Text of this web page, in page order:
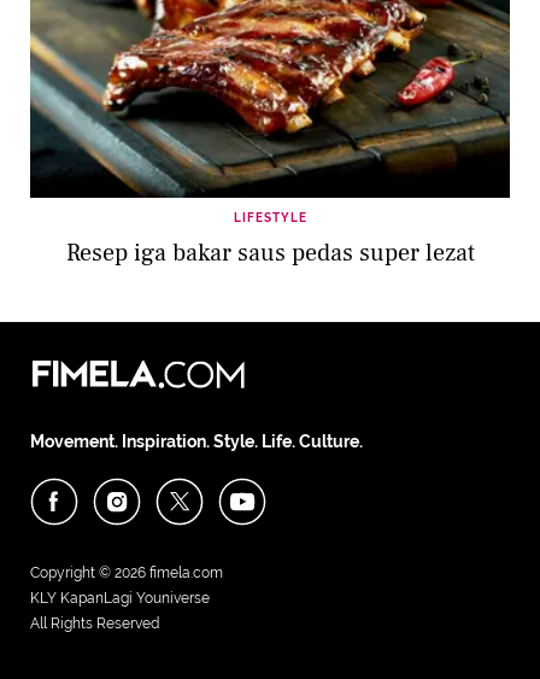
LIFESTYLE
Resep iga bakar saus pedas super lezat
Movement. Inspiration. Style. Life. Culture.
Copyright © 2026 fimela.com
KLY KapanLagi Youniverse
All Rights Reserved